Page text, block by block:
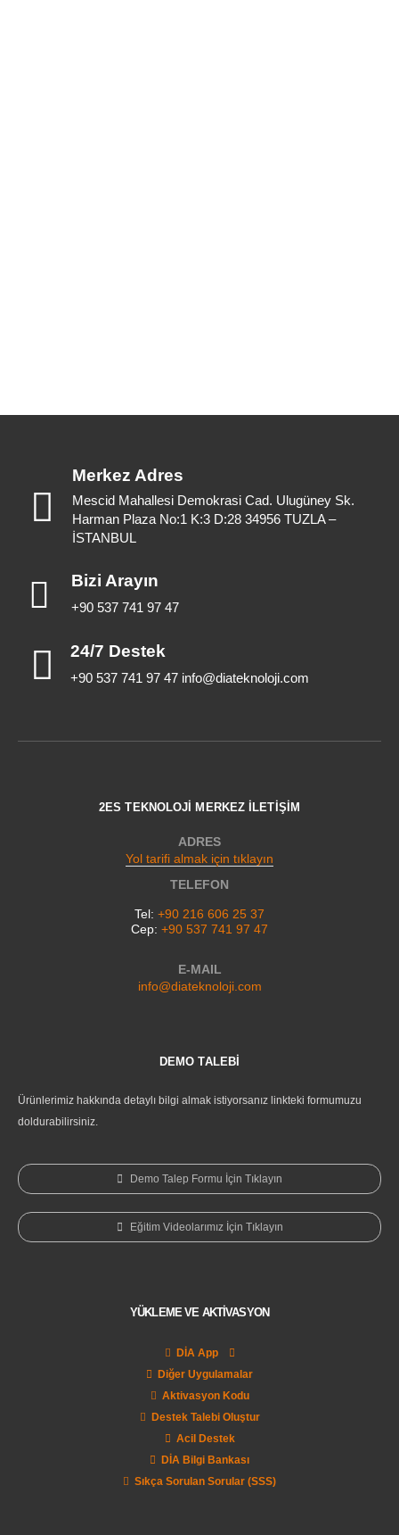
Merkez Adres
Mescid Mahallesi Demokrasi Cad. Ulugüney Sk.
Harman Plaza No:1 K:3 D:28 34956 TUZLA –
İSTANBUL
Bizi Arayın
+90 537 741 97 47
24/7 Destek
+90 537 741 97 47 info@diateknoloji.com
2ES TEKNOLOJİ MERKEZ İLETİŞİM
ADRES
Yol tarifi almak için tıklayın
TELEFON
Tel: +90 216 606 25 37
Cep: +90 537 741 97 47
E-MAIL
info@diateknoloji.com
DEMO TALEBİ
Ürünlerimiz hakkında detaylı bilgi almak istiyorsanız linkteki formumuzu
doldurabilirsiniz.
Demo Talep Formu İçin Tıklayın
Eğitim Videolarımız İçin Tıklayın
YÜKLEME VE AKTİVASYON
DİA App
Diğer Uygulamalar
Aktivasyon Kodu
Destek Talebi Oluştur
Acil Destek
DİA Bilgi Bankası
Sıkça Sorulan Sorular (SSS)